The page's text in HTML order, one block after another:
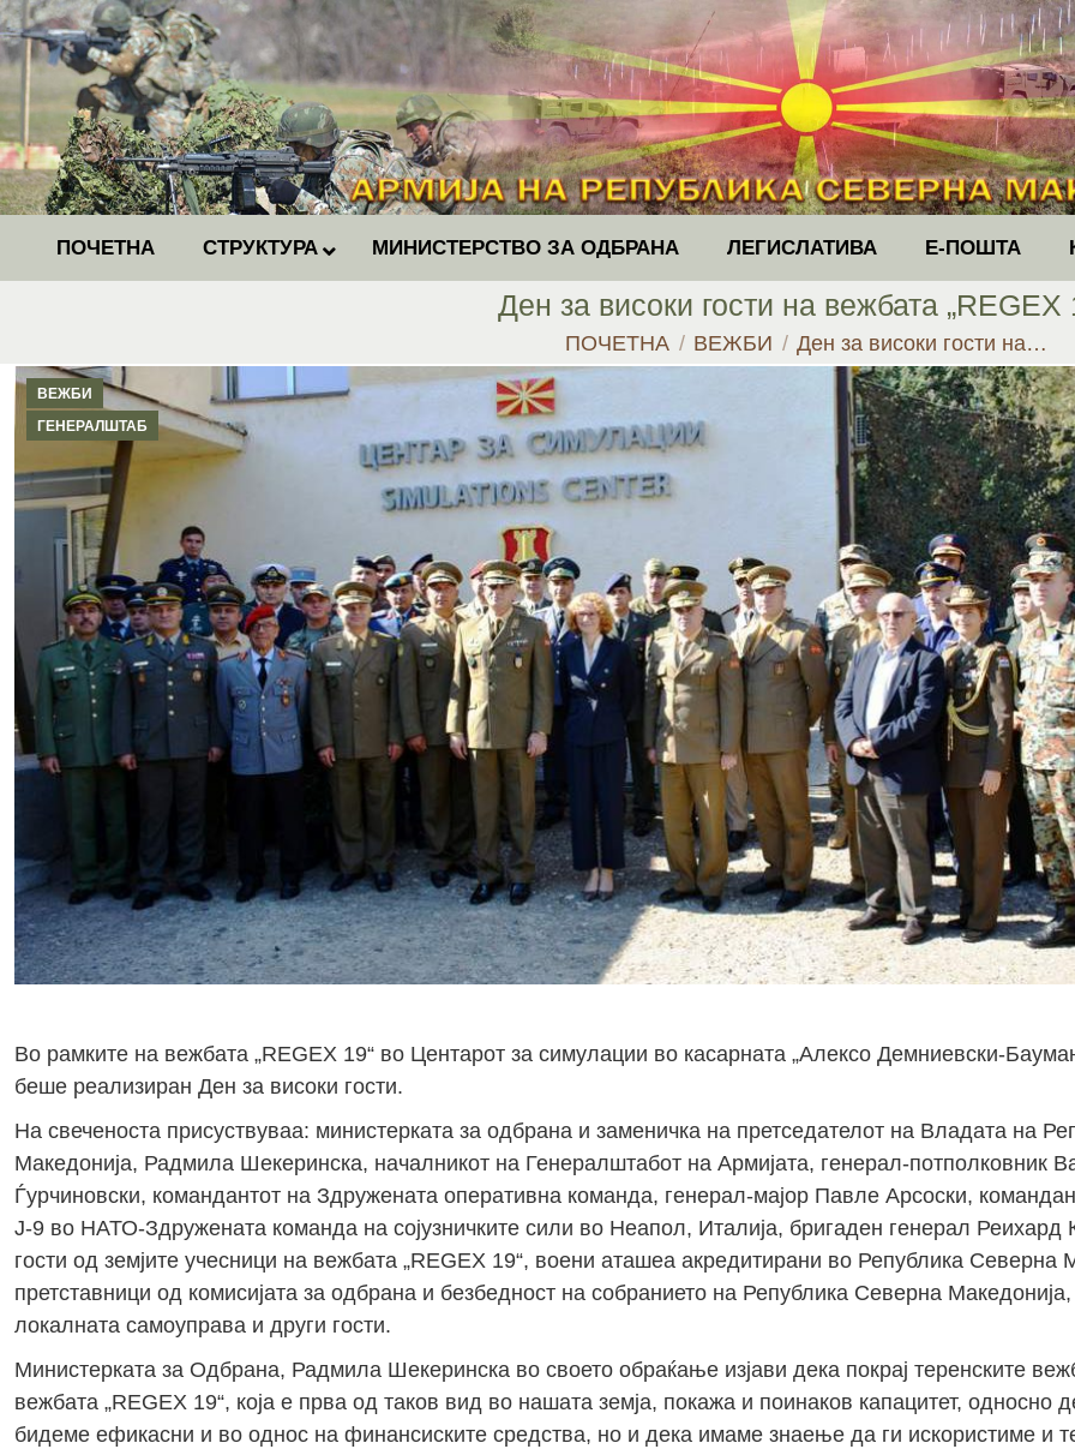
ПОЧЕТНА СТРУКТУРА МИНИСТЕРСТВО ЗА ОДБРАНА ЛЕГИСЛАТИВА Е-ПОШТА
Ден за високи гости на вежбата „REGEX
You are here:
ПОЧЕТНА ВЕЖБИ Ден за високи гости на…
ВЕЖБИ
ГЕНЕРАЛШТАБ
Во рамките на вежбата „REGEX 19“ во Центарот за симулации во касарната „Алексо Демниевски-
беше реализиран Ден за високи гости.
На свеченоста присуствуваа: министерката за одбрана и заменичка на претседателот на Владата на
Македонија, Радмила Шекеринска, началникот на Генералштабот на Армијата, генерал-потполковник
Ѓурчиновски, командантот на Здружената оперативна команда, генерал-мајор Павле Арсоски,
Ј-9 во НАТО-Здружената команда на сојузничките сили во Неапол, Италија, бригаден генерал Реихард
гости од земјите учесници на вежбата „REGEX 19“, воени аташеа акредитирани во Република Северна
претставници од комисијата за одбрана и безбедност на собранието на Република Северна
локалната самоуправа и други гости.
Министерката за Одбрана, Радмила Шекеринска во своето обраќање изјави дека покрај теренските
вежбата „REGEX 19“, која е прва од таков вид во нашата земја, покажа и поинаков капацитет, односно
бидеме ефикасни и во однос на финансиските средства, но и дека имаме знаење да ги искористиме и